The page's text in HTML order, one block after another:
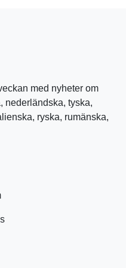
med nyheter om
nederländska, tyska,
ryska, rumänska,